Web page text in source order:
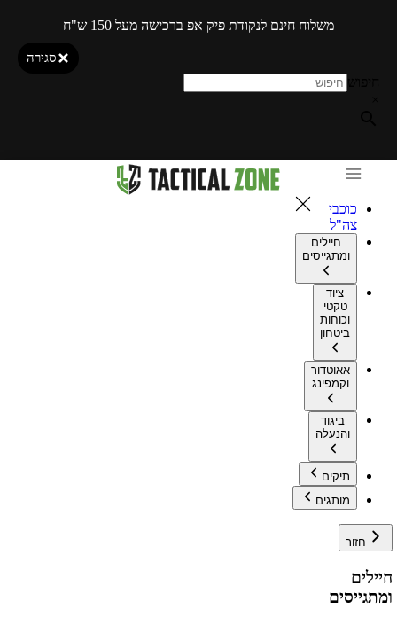
משלוח חינם לנקודת פיק אפ ברכישה מעל 150 ש"ח
סגירה
כוכבי
צה"ל
חיילים
ומתגייסים
ציוד
טקטי
וכוחות
ביטחון
אאוטדור
וקמפינג
ביגוד
והנעלה
תיקים
מותגים
חזור
חיילים
ומתגייסים